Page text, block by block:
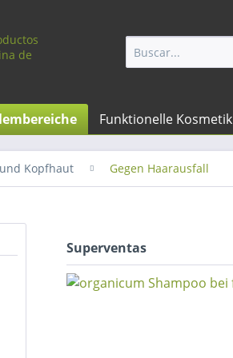
Funktionelle Kosmetik
Kopfhaut Gegen Haarausfall
Superventas